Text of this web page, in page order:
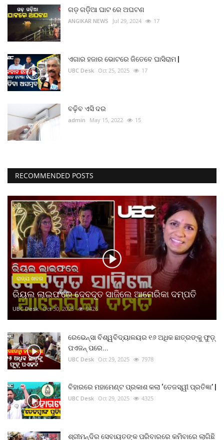
ମନୋରଂଜନ
ଖେଳ ଖବର
ରାଜ୍ୟ
ଗଳ୍ପ ଓ କବିତା
ଅଭୁଲା କଥା
Language
ଗଡ଼ ଗଡ଼ିଆ ଘାଟ ରେ ଅଘଟଣ
ANGIKAR NEWS Jul 29, 2024 17
ଏଗାର ହଜାର ଭୋଟରେ ଜିତେବେ ଘାସିରାମ |
UBC Desk Oct 25, 2025 17
ବଢ଼ିବ ଏସି ଦର
admin May 15, 2022 15
RECOMMENDED POSTS
ରାଜ୍ୟ ଖବର
ରିୟଲ ଲାଇଫରେ ଦେବଦୂତ ସାଜିଲେ ଆମେରିକା ଦମ୍ପତି
UBC Desk Oct 30, 2025 9426
ରେଭେନ୍ସା ବିଶ୍ୱବିଦ୍ୟାଳୟର ୧୬ ଅଧିକ ଛାତ୍ରଙ୍କୁ ଫୁଡ଼୍
ପଏଜନ୍ ପରେ...
UBC Desk Oct 29, 2025 7978
ବିହାରରେ ମହାମେଣ୍ଟ ପ୍ରକାଶ କଲା ‘ତେଜସ୍ୱୀ ପ୍ରତିଜ୍ଞା’ |
UBC Desk Oct 29, 2025 4325
ଶ୍ରୀମନ୍ଦିର ସେବାୟତଙ୍କ ପରିବାରରେ କମିବାରେ ଲାଗିଛି